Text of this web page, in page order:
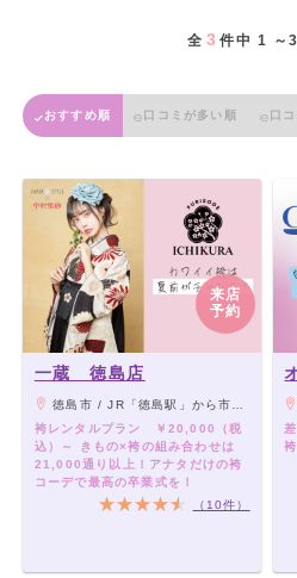
全 3 件中 1 ～
おすすめ順 口コミが多い順 口
来店
予約
一蔵 徳島店
徳島市 / JR「徳島駅」から市営バス東部循環線／南海フェリー線東回り「中洲大橋」下車徒歩5分 ★お車の場合：徳島中州インターから5分、イオンモール徳島から3分
袴レンタルプラン ￥20,000（税
込）～ きもの×袴の組み合わせは
21,000通り以上！アナタだけの袴
コーデで最高の卒業式を！
（10件）
袴